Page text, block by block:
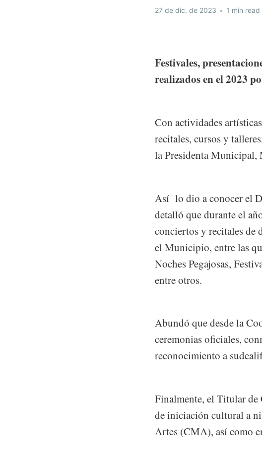
27 de dic. de 2023 • 1 min read
Festivales,
realizados en el 2023
Con actividades
recitales, cursos y
la Presidenta Municipal,
Así lo dio a conocer el
detalló que durante el
conciertos y recitales de
el Municipio, entre las
Noches Pegajosas,
entre otros.
Abundó que desde la
ceremonias oficiales,
reconocimiento a
Finalmente, el Titular de
de iniciación cultural a
Artes (CMA), así como